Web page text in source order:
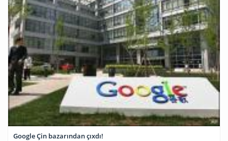
Google Çin bazarından çıxdı!